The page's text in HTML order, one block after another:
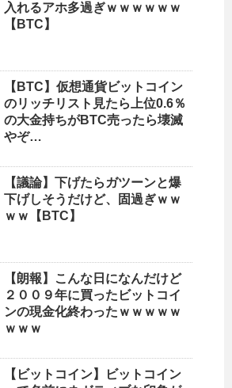
入れるアホ多過ぎｗｗｗｗｗｗ
【BTC】
【BTC】仮想通貨ビットコイン
のリッチリスト見たら上位0.6％
の大金持ちがBTC売ったら壊滅
やぞ…
【議論】下げたらガツーンと爆
下げしそうだけど、固過ぎｗｗ
ｗｗ【BTC】
【朗報】こんな日になんだけど
２００９年に買ったビットコイ
ンの現金化終わったｗｗｗｗｗ
ｗｗｗ
【ビットコイン】ビットコイン